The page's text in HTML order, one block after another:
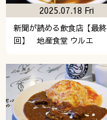
新聞が読める飲食店【最終
回】 地産食堂 ウルエ
2025.07.18 Fri